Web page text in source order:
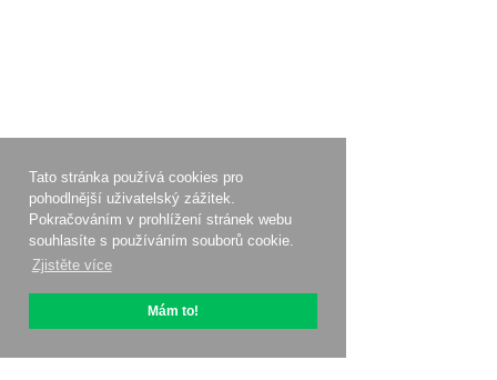
Tato stránka používá cookies pro
pohodlnější uživatelský zážitek.
Pokračováním v prohlížení stránek webu
souhlasíte s používáním souborů cookie.
Zjistěte více
Mám to!